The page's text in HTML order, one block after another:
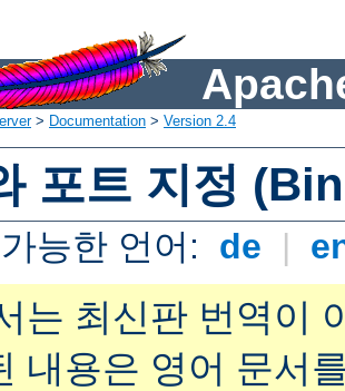
> Documentation > Version 2.4
포트 지정
가능한 언어: de |
는 최신판 번역이
내용은 영어 문서